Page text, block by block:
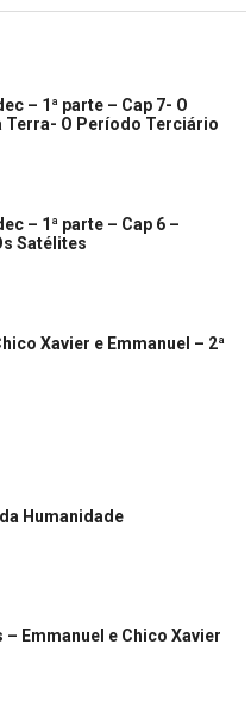
– 1ª parte – Cap 7- O
Terra- O Período Terciário
– 1ª parte – Cap 6 –
Satélites
Xavier e Emmanuel – 2ª
Humanidade
Emmanuel e Chico Xavier